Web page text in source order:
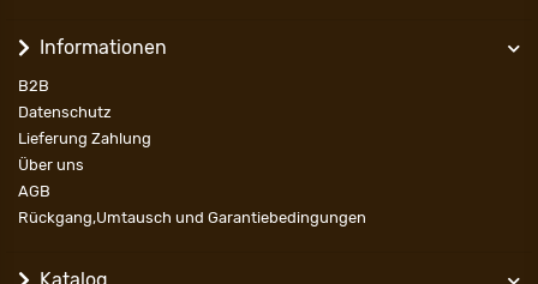
Informationen
B2B
Datenschutz
Lieferung Zahlung
Über uns
AGB
Rückgang,Umtausch und Garantiebedingungen